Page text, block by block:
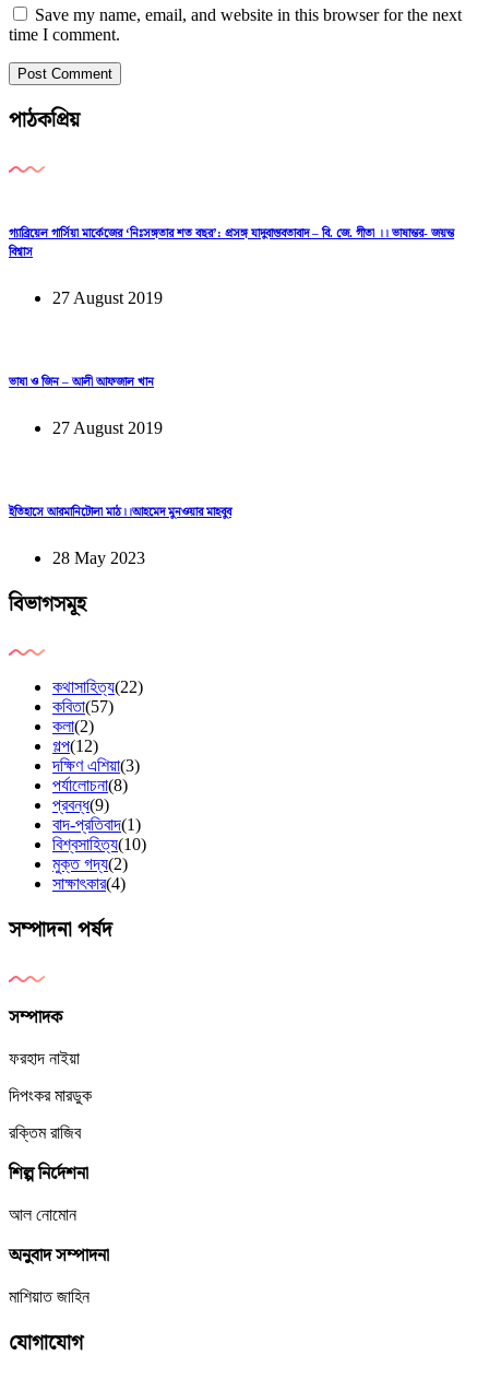
Save my name, email, and website in this browser for the next
time I comment.
পাঠকপ্রিয়
গ্যাব্রিয়েল গার্সিয়া মার্কেজের ‘নিঃসঙ্গতার শত বছর’: প্রসঙ্গ যাদুবাস্তবতাবাদ – বি. জে. গীতা ।। ভাষান্তর- জয়ন্ত
বিশ্বাস
27 August 2019
ভাষা ও জিন – আলী আফজাল খান
27 August 2019
ইতিহাসে আরমানিটোলা মাঠ।।আহমেদ মুনওয়ার মাহবুব
28 May 2023
বিভাগসমূহ
কথাসাহিত্য(22)
কবিতা(57)
কলা(2)
গল্প(12)
দক্ষিণ এশিয়া(3)
পর্যালোচনা(8)
প্রবন্ধ(9)
বাদ-প্রতিবাদ(1)
বিশ্বসাহিত্য(10)
মুক্ত গদ্য(2)
সাক্ষাৎকার(4)
সম্পাদনা পর্ষদ
সম্পাদক
ফরহাদ নাইয়া
দিপংকর মারডুক
রক্তিম রাজিব
শিল্প নির্দেশনা
আল নোমোন
অনুবাদ সম্পাদনা
মাশিয়াত জাহিন
যোগাযোগ